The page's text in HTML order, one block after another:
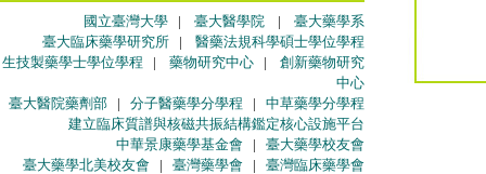
國立臺灣大學 | 臺大醫學院 | 臺大藥學系
臺大臨床藥學研究所 | 醫藥法規科學碩士學位學程
生技製藥學士學位學程 | 藥物研究中心 | 創新藥物研究
中心
臺大醫院藥劑部 | 分子醫藥學分學程 | 中草藥學分學程
建立臨床質譜與核磁共振結構鑑定核心設施平台
中華景康藥學基金會 | 臺大藥學校友會
臺大藥學北美校友會 | 臺灣藥學會 | 臺灣臨床藥學會